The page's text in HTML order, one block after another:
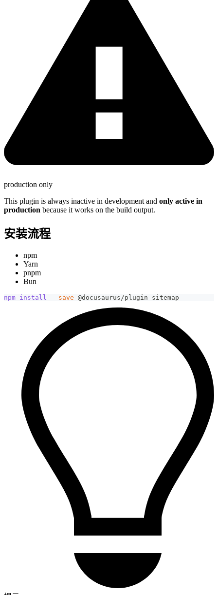
production only
This plugin is always inactive in development and only active in
production because it works on the build output.
安装流程
npm
Yarn
pnpm
Bun
npm install --save @docusaurus/plugin-sitemap